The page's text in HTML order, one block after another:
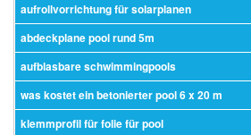
aufrollvorrichtung für solarplanen
abdeckplane pool rund 5m
aufblasbare schwimmingpools
was kostet ein betonierter pool 6 x 20 m
klemmprofil für folie für pool